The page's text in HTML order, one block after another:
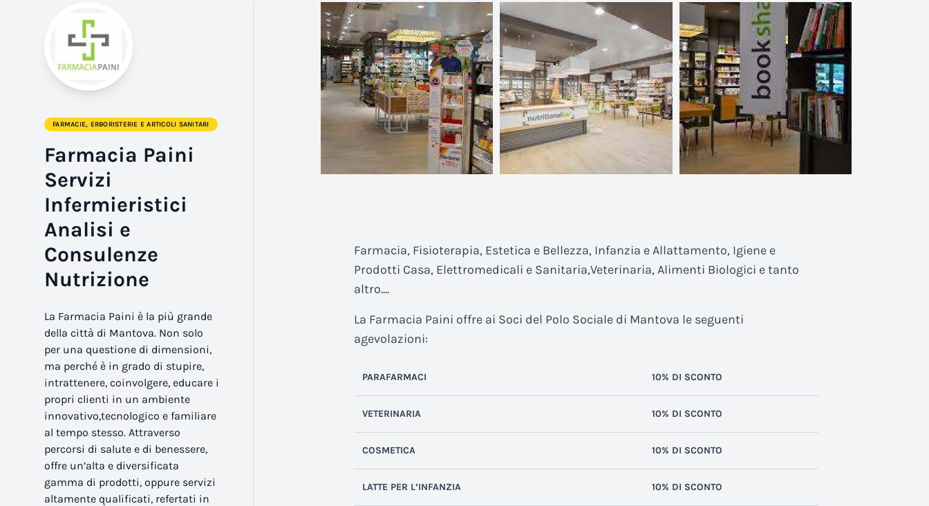
FARMACIE, ERBORISTERIE E ARTICOLI SANITARI
Farmacia Paini
Servizi
Infermieristici
Analisi e
Consulenze
Nutrizione
La Farmacia Paini è la più grande
della città di Mantova. Non solo
per una questione di dimensioni,
ma perché è in grado di stupire,
intrattenere, coinvolgere, educare i
propri clienti in un ambiente
innovativo,tecnologico e familiare
al tempo stesso. Attraverso
percorsi di salute e di benessere,
offre un’alta e diversificata
gamma di prodotti, oppure servizi
altamente qualificati, refertati in
Farmacia, Fisioterapia, Estetica e Bellezza, Infanzia e Allattamento, Igiene e
Prodotti Casa, Elettromedicali e Sanitaria,Veterinaria, Alimenti Biologici e tanto
altro....
La Farmacia Paini offre ai Soci del Polo Sociale di Mantova le seguenti
agevolazioni:
PARAFARMACI 10% DI SCONTO
VETERINARIA 10% DI SCONTO
COSMETICA 10% DI SCONTO
LATTE PER L’INFANZIA 10% DI SCONTO